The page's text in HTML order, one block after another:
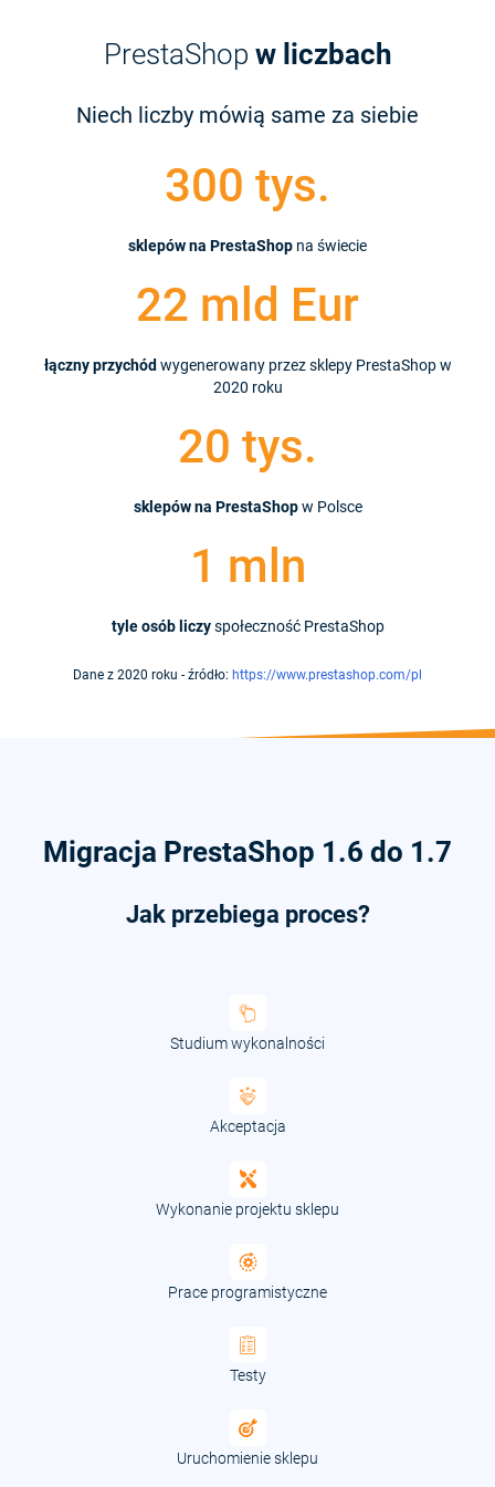
PrestaShop w liczbach
Niech liczby mówią same za siebie
300 tys.
sklepów na PrestaShop na świecie
22 mld Eur
łączny przychód wygenerowany przez sklepy PrestaShop w
2020 roku
20 tys.
sklepów na PrestaShopw Polsce
1 mln
tyle osób liczyspołeczność PrestaShop
Dane z 2020 roku - źródło: https://www.prestashop.com/pl
Migracja PrestaShop 1.6 do 1.7
Jak przebiega proces?
Studium wykonalności
Akceptacja
Wykonanie projektu sklepu
Prace programistyczne
Testy
Uruchomienie sklepu